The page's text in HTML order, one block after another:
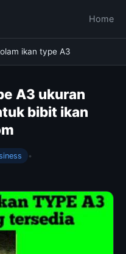
Home
ikan type A3
A3 ukuran
bibit ikan
•